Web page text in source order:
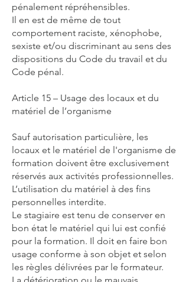
pénalement répréhensibles.
Il en est de même de tout
comportement raciste, xénophobe,
sexiste et/ou discriminant au sens des
dispositions du Code du travail et du
Code pénal.
Article 15 – Usage des locaux et du
matériel de l’organisme
Sauf autorisation particulière, les
locaux et le matériel de l'organisme de
formation doivent être exclusivement
réservés aux activités professionnelles.
L’utilisation du matériel à des fins
personnelles interdite.
Le stagiaire est tenu de conserver en
bon état le matériel qui lui est confié
pour la formation. Il doit en faire bon
usage conforme à son objet et selon
les règles délivrées par le formateur.